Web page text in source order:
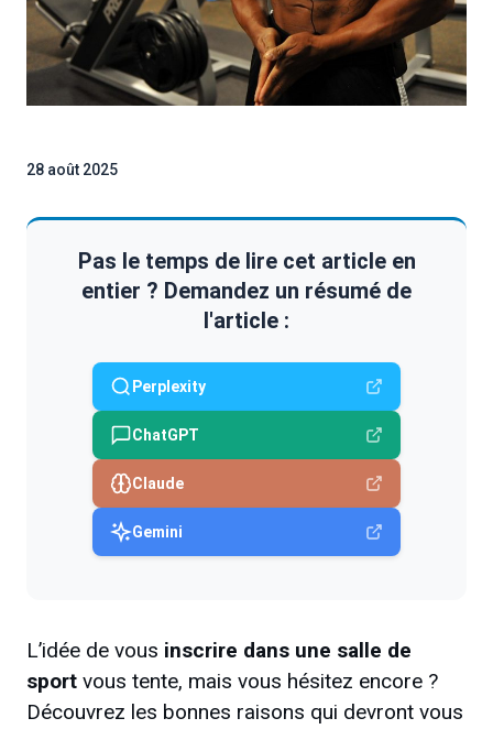
28 août 2025
Pas le temps de lire cet article en
entier ? Demandez un résumé de
l'article :
Perplexity
ChatGPT
Claude
Gemini
L’idée de vous inscrire dans une salle de
sport vous tente, mais vous hésitez encore ?
Découvrez les bonnes raisons qui devront vous